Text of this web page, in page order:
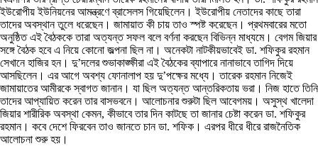
ইউরোপীয় ইউনিয়নের আমন্ত্রণে ব্রাসেলস গিয়েছিলেন। ইউরোপীয় নেতাদের কাছে তারা
তাদের অবস্থান তুলে ধরেছেন। জামায়াত কী চায় তাও স্পষ্ট করেছেন। প্রথমবারের মতো
অনুষ্ঠিত এই বৈঠককে তারা অত্যন্ত সফল বলে বর্ণনা করছেন বিভিন্ন মাধ্যমে। বেগম জিয়ার
সঙ্গে বৈঠক হবে এ নিয়ে কোনো জল্পনা ছিল না। অনেকটা নাটকীয়ভাবেই ডা. শফিকুর রহমান
সেখানে হাজির হন। দু’দলের শুভাকাঙ্ক্ষীরা এই বৈঠকের ব্যাপারে নানাভাবে তাগিদ দিয়ে
আসছিলেন। এর আগে অবশ্য ফোনালাপ হয় দু’পক্ষের মধ্যে। তারেক রহমান নিজেই
জামায়াতের আমীরকে স্বাগত জানান। যা ছিল অত্যন্ত আন্তরিকতায় ভরা। নিজ হাতে তিনি
তাদের আপ্যায়িত করেন তার বাসভবনে। আলোচনার শুরুটা ছিল আবেগময়। অসুস্থ খালেদা
জিয়ার শারীরিক অবস্থা কেমন, কীভাবে তার দিন কাটছে তা জানার চেষ্টা করেন ডা. শফিকুর
রহমান। কবে দেশে ফিরবেন তাও জানতে চান ডা. শফিক। এরপর ধীরে ধীরে রাজনৈতিক
আলোচনা শুরু হয়।